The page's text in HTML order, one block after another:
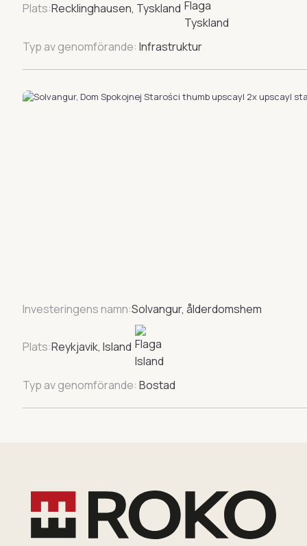
Plats:Recklinghausen, Tyskland
Typ av genomförande: Infrastruktur
Investeringens namn:Solvangur, ålderdomshem
Plats:Reykjavik, Island
Typ av genomförande: Bostad